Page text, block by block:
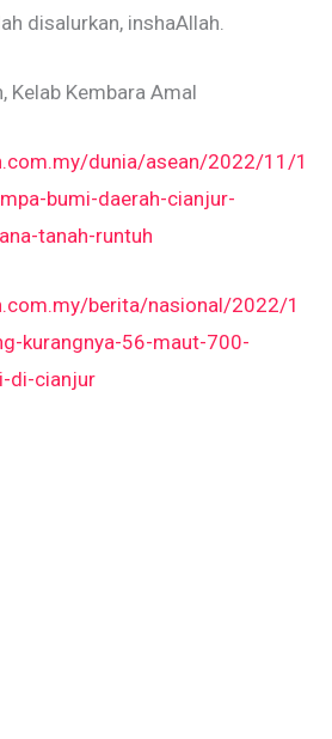
disalurkan, inshaAllah.
Kelab Kembara Amal
dunia/asean/2022/11/1
bumi-daerah-cianjur-
tanah-runtuh
berita/nasional/2022/1
kurangnya-56-maut-700-
di-cianjur